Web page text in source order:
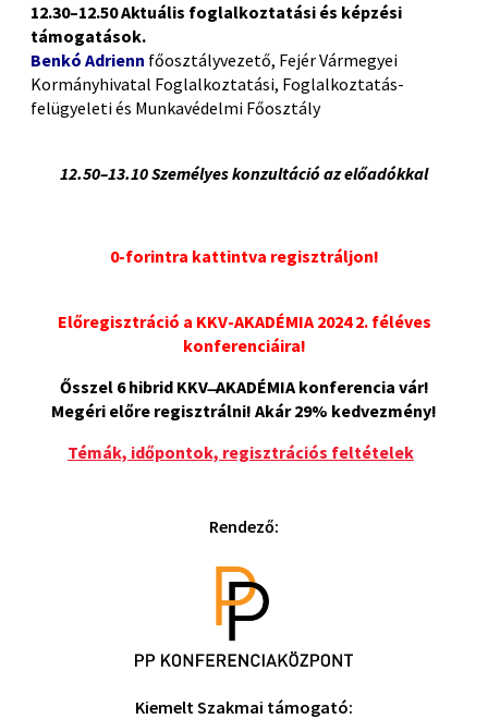
12.30–12.50 Aktuális foglalkoztatási és képzési
támogatások.
Benkó Adrienn főosztályvezető, Fejér Vármegyei
Kormányhivatal Foglalkoztatási, Foglalkoztatás-
felügyeleti és Munkavédelmi Főosztály
12.50–13.10 Személyes konzultáció az előadókkal
0-forintra kattintva regisztráljon!
Előregisztráció a KKV-AKADÉMIA 2024 2. féléves
konferenciáira!
Ősszel 6 hibrid KKV ̶ AKADÉMIA konferencia vár!
Megéri előre regisztrálni! Akár 29% kedvezmény!
Témák, időpontok, regisztrációs feltételek
Rendező:
Kiemelt Szakmai támogató: